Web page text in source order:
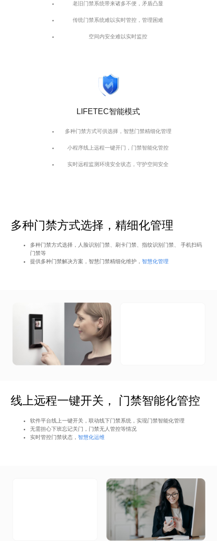
老旧门禁系统带来诸多不便，矛盾凸显
传统门禁系统难以实时管控，管理困难
空间内安全难以实时监控
LIFETEC智能模式
多种门禁方式可供选择，智慧门禁精细化管理
小程序线上远程一键开门，门禁智能化管控
实时远程监测环境安全状态，守护空间安全
多种门禁方式选择，精细化管理
多种门禁方式选择，人脸识别门禁、刷卡门禁、指纹识别门禁、 手机扫码
门禁等
提供多种门禁解决方案，智慧门禁精细化维护，智慧化管理
线上远程一键开关， 门禁智能化管控
软件平台线上一键开关，联动线下门禁系统，实现门禁智能化管理
无需担心下班忘记关门，门禁无人管控等情况
实时管控门禁状态，智慧化运维